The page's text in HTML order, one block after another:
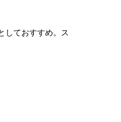
しておすすめ。ス